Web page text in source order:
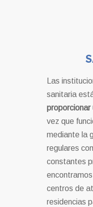
Las
sanitaria
proporcionar
vez que
mediante la
regulares
constantes
centros de
residencias